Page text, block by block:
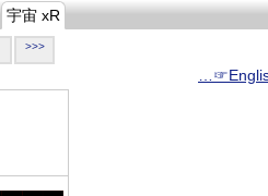
宇宙 xR
>>>